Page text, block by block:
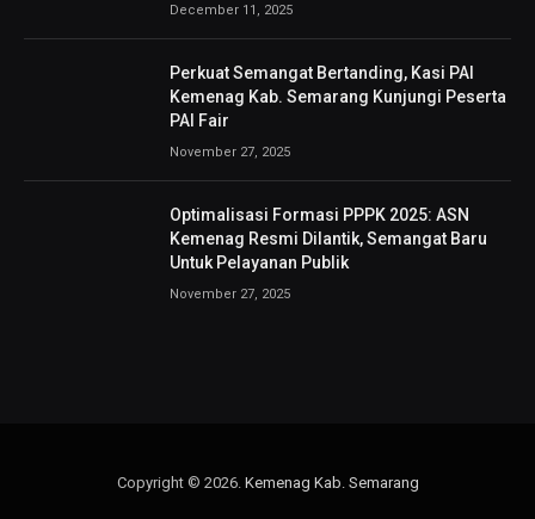
December 11, 2025
Perkuat Semangat Bertanding, Kasi PAI
Kemenag Kab. Semarang Kunjungi Peserta
PAI Fair
November 27, 2025
Optimalisasi Formasi PPPK 2025: ASN
Kemenag Resmi Dilantik, Semangat Baru
Untuk Pelayanan Publik
November 27, 2025
Copyright © 2026. Kemenag Kab. Semarang